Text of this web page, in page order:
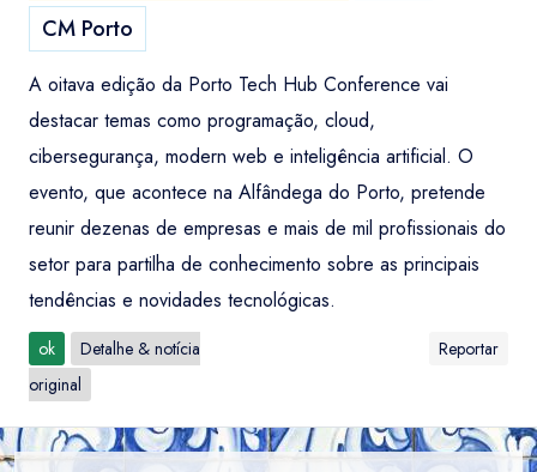
Entrar / Criar Conta Localidade
CM Porto
A oitava edição da Porto Tech Hub Conference vai
destacar temas como programação, cloud,
cibersegurança, modern web e inteligência artificial. O
evento, que acontece na Alfândega do Porto, pretende
reunir dezenas de empresas e mais de mil profissionais do
setor para partilha de conhecimento sobre as principais
tendências e novidades tecnológicas.
ok
Detalhe & notícia
original
Reportar